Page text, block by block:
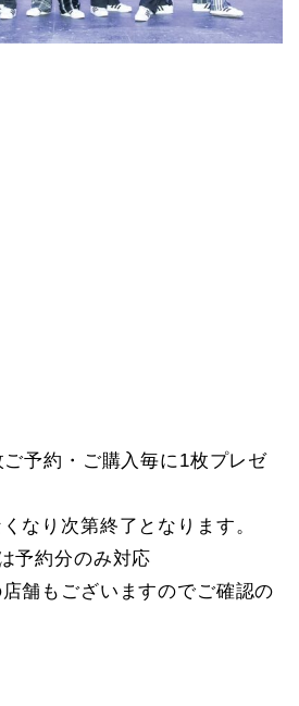
予約・ご購入毎に1枚プレゼ
なり次第終了となります。
予約分のみ対応
舗もございますのでご確認の